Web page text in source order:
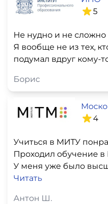
5
Не нудно и не сложно
Я вообще не из тех,
подумал вдруг кому-
Борис
4
Учиться в МИТУ
Проходил обучение
У меня уже было
Читать
Антон Ш.